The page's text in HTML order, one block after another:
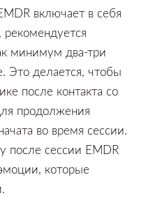
включает в себя
рекомендуется
минимум два-три
Это делается, чтобы
после контакта со
продолжения
во время сессии.
после сессии EMDR
которые